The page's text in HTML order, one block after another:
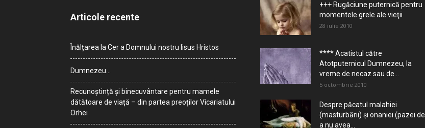
Articole recente
Înălțarea la Cer a Domnului nostru Iisus Hristos
Dumnezeu…
Recunoștință și binecuvântare pentru mamele
dătătoare de viață – din partea preoților Vicariatului
Orhei
+++ Rugăciune puternică pentru
momentele grele ale vieţii
28 iulie 2010
**** Acatistul către
Atotputernicul Dumnezeu, la
vreme de necaz sau de...
5 octombrie 2010
Despre păcatul malahiei
(masturbării) şi onaniei (pazei de
a nu avea...